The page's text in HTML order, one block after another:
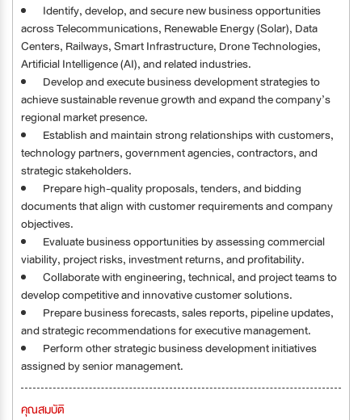
Identify, develop, and secure new business opportunities
across Telecommunications, Renewable Energy (Solar), Data
Centers, Railways, Smart Infrastructure, Drone Technologies,
Artificial Intelligence (AI), and related industries.
Develop and execute business development strategies to
achieve sustainable revenue growth and expand the company’s
regional market presence.
Establish and maintain strong relationships with customers,
technology partners, government agencies, contractors, and
strategic stakeholders.
Prepare high-quality proposals, tenders, and bidding
documents that align with customer requirements and company
objectives.
Evaluate business opportunities by assessing commercial
viability, project risks, investment returns, and profitability.
Collaborate with engineering, technical, and project teams to
develop competitive and innovative customer solutions.
Prepare business forecasts, sales reports, pipeline updates,
and strategic recommendations for executive management.
Perform other strategic business development initiatives
assigned by senior management.
คุณสมบัติ